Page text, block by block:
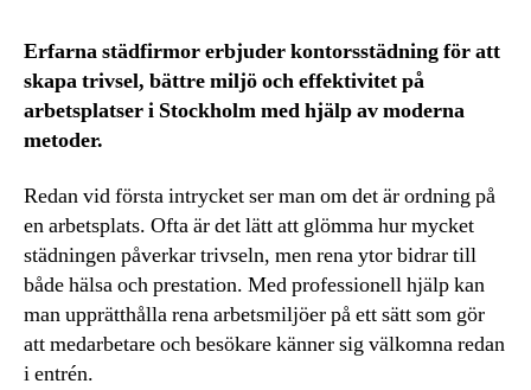
Erfarna städfirmor erbjuder kontorsstädning för att
skapa trivsel, bättre miljö och effektivitet på
arbetsplatser i Stockholm med hjälp av moderna
metoder.
Redan vid första intrycket ser man om det är ordning på
en arbetsplats. Ofta är det lätt att glömma hur mycket
städningen påverkar trivseln, men rena ytor bidrar till
både hälsa och prestation. Med professionell hjälp kan
man upprätthålla rena arbetsmiljöer på ett sätt som gör
att medarbetare och besökare känner sig välkomna redan
i entrén.